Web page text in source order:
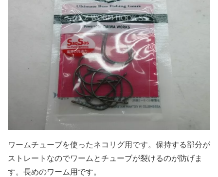
ワームチューブを使ったネコリグ用です。保持する部分が
ストレートなのでワームとチューブが裂けるのが防げま
す。長めのワーム用です。